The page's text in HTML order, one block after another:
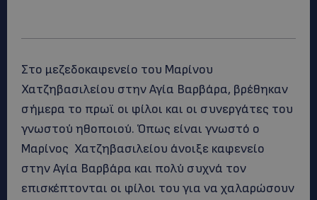
Στο μεζεδοκαφενείο του Μαρίνου
Χατζηβασιλείου στην Αγία Βαρβάρα, βρέθηκαν
σήμερα το πρωϊ οι φίλοι και οι συνεργάτες του
γνωστού ηθοποιού. Όπως είναι γνωστό ο
Μαρίνος Χατζηβασιλείου άνοιξε καφενείο
στην Αγία Βαρβάρα και πολύ συχνά τον
επισκέπτονται οι φίλοι του για να χαλαρώσουν